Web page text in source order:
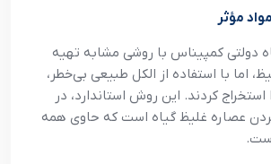
مؤثر
دولتی کمپیناس با روشی مشابه تهیه
اما با استفاده از الکل طبیعی بی‌خطر،
استخراج کردند. این روش استاندارد، در
عصاره غلیظ گیاه است که حاوی همه